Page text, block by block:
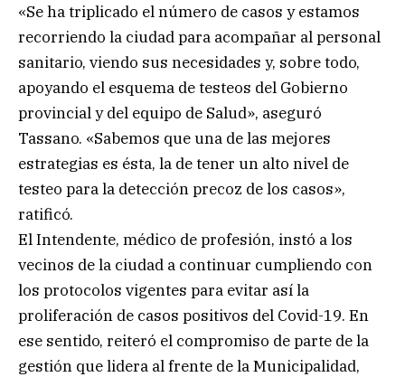
«Se ha triplicado el número de casos y estamos
recorriendo la ciudad para acompañar al personal
sanitario, viendo sus necesidades y, sobre todo,
apoyando el esquema de testeos del Gobierno
provincial y del equipo de Salud», aseguró
Tassano. «Sabemos que una de las mejores
estrategias es ésta, la de tener un alto nivel de
testeo para la detección precoz de los casos»,
ratificó.
El Intendente, médico de profesión, instó a los
vecinos de la ciudad a continuar cumpliendo con
los protocolos vigentes para evitar así la
proliferación de casos positivos del Covid-19. En
ese sentido, reiteró el compromiso de parte de la
gestión que lidera al frente de la Municipalidad,